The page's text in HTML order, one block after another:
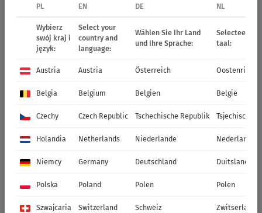
51335 Petit Banana Cream 51326 Petit Beaconsfield
PL EN DE NL
Wybierz
swój kraj i
język:
Select your
country and
language:
Wählen Sie Ihr Land
und Ihre Sprache:
Selecteer uw
taal:
Austria Austria Österreich Oostenrijk
Belgia Belgium Belgien België
Czechy Czech Republic Tschechische Republik Tsjechische
Holandia Netherlands Niederlande Nederland
Niemcy Germany Deutschland Duitsland
Polska Poland Polen Polen
Szwajcaria Switzerland Schweiz Zwitserland